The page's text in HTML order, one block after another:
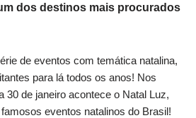
dos destinos mais procurados
de eventos com temática natalina,
para lá todos os anos! Nos
30 de janeiro acontece o Natal Luz,
eventos natalinos do Brasil!